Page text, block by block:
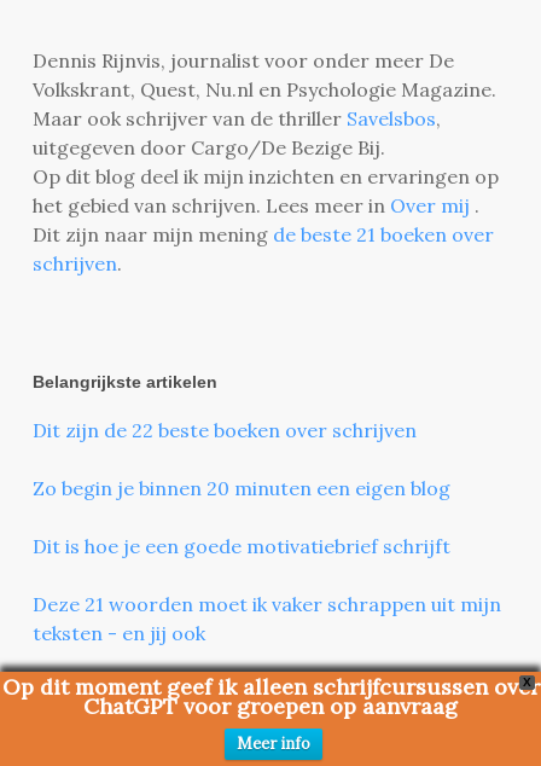
Dennis Rijnvis, journalist voor onder meer De
Volkskrant, Quest, Nu.nl en Psychologie Magazine.
Maar ook schrijver van de thriller Savelsbos,
uitgegeven door Cargo/De Bezige Bij.
Op dit blog deel ik mijn inzichten en ervaringen op
het gebied van schrijven. Lees meer in Over mij .
Dit zijn naar mijn mening de beste 21 boeken over
schrijven.
Belangrijkste artikelen
Dit zijn de 22 beste boeken over schrijven
Zo begin je binnen 20 minuten een eigen blog
Dit is hoe je een goede motivatiebrief schrijft
Deze 21 woorden moet ik vaker schrappen uit mijn
teksten - en jij ook
23 tips om een boek te schrijven - hoe ik
debuteerde met een thriller en waarom ik mijn
tweede boek nooit afkreeg
X
Op dit moment geef ik alleen schrijfcursussen over
ChatGPT voor groepen op aanvraag
Meer info